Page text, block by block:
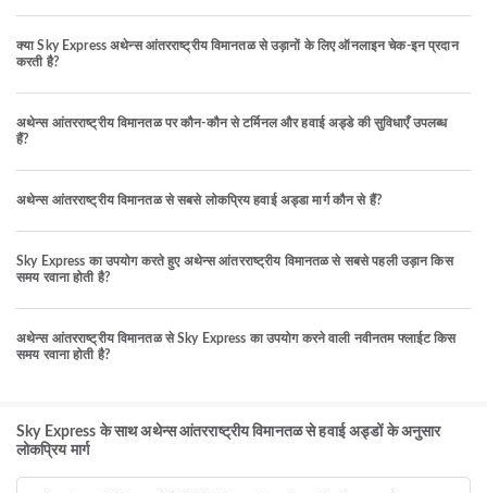
क्या Sky Express अथेन्स आंतरराष्ट्रीय विमानतळ से उड़ानों के लिए ऑनलाइन चेक-इन प्रदान
करती है?
अथेन्स आंतरराष्ट्रीय विमानतळ पर कौन-कौन से टर्मिनल और हवाई अड्डे की सुविधाएँ उपलब्ध
हैं?
अथेन्स आंतरराष्ट्रीय विमानतळ से सबसे लोकप्रिय हवाई अड्डा मार्ग कौन से हैं?
Sky Express का उपयोग करते हुए अथेन्स आंतरराष्ट्रीय विमानतळ से सबसे पहली उड़ान किस
समय रवाना होती है?
अथेन्स आंतरराष्ट्रीय विमानतळ से Sky Express का उपयोग करने वाली नवीनतम फ्लाईट किस
समय रवाना होती है?
Sky Express के साथ अथेन्स आंतरराष्ट्रीय विमानतळ से हवाई अड्डों के अनुसार
लोकप्रिय मार्ग